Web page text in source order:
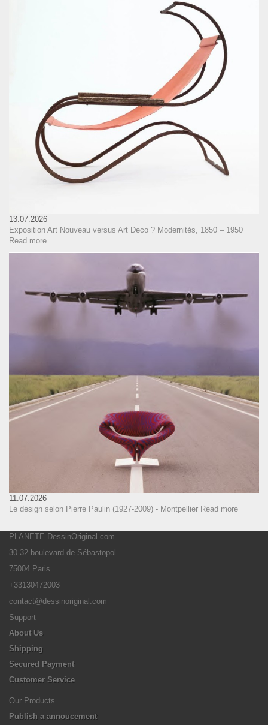
13.07.2026
Exposition Art Nouveau versus Art Deco ? Modernités, 1850 – 1950
Read more
11.07.2026
Le design selon Pierre Paulin (1927-2009) - Montpellier Read more
PLANETE DessinOriginal.com
30-32 boulevard de Sébastopol
75004 Paris
+33130472003
contact@dessinoriginal.com
Support
About Us
Shipping
Secured Payment
Customer Service
Our Products
Publish a annoucement